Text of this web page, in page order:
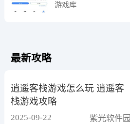
游戏库
最新攻略
逍遥客栈游戏怎么玩 逍遥客
栈游戏攻略
2025-09-22 紫光软件园